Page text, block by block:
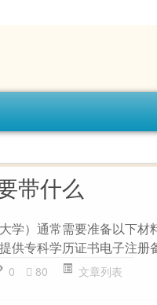
带什么
学）通常需要准备以下
供专科学历证书电子注册
0 80 文章列表